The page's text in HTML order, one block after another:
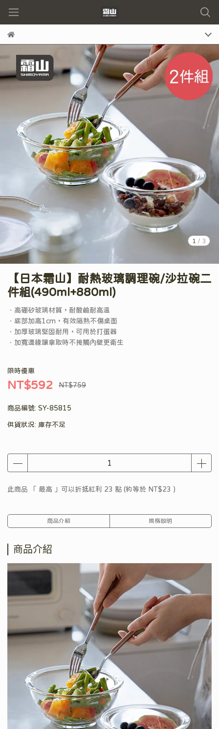
1 / 3
【日本霜山】耐熱玻璃調理碗/沙拉碗二
件組(490ml+880ml)
．高硼矽玻璃材質，耐酸鹼耐高溫
．底部加高1cm，有效隔熱不傷桌面
．加厚玻璃堅固耐用，可用於打蛋器
．加寬邊緣讓拿取時不接觸內壁更衛生
限時優惠
NT$592 NT$759
商品編號: SY-85815
供貨狀況: 庫存不足
此商品 「 最高 」可以折抵紅利 23 點 (約等於 NT$23 )
商品介紹 規格說明
商品介紹